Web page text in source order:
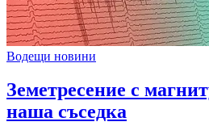
Водещи новини
Земетресение с
наша съседка